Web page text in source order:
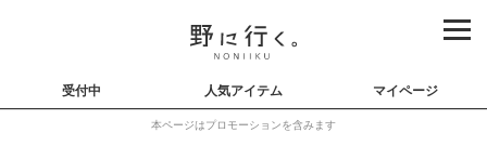
受付中 人気アイテム マイページ
本ページはプロモーションを含みます